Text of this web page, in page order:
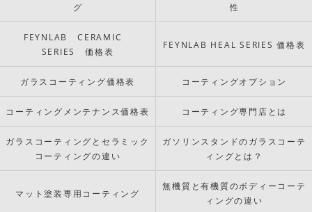
グ
性
FEYNLAB CERAMIC
SERIES 価格表
FEYNLAB HEAL SERIES 価格表
ガラスコーティング価格表 コーティングオプション
コーティングメンテナンス価格表 コーティング専門店とは
ガラスコーティングとセラミック
コーティングの違い
ガソリンスタンドのガラスコーテ
ィングとは？
マット塗装専用コーティング
無機質と有機質のボディーコーテ
ィングの違い